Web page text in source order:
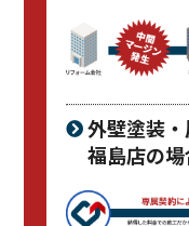
外壁塗装
福島店の場